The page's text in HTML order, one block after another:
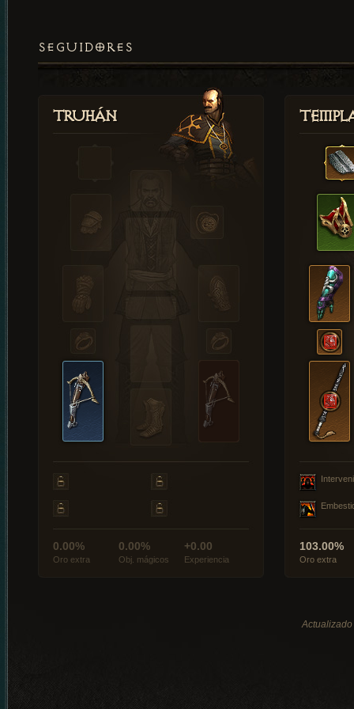
SEGUIDORES
Truhán
0.00%
Oro extra
0.00%
Obj. mágicos
+0.00
Experiencia
103.00%
Oro extra
Actualizado